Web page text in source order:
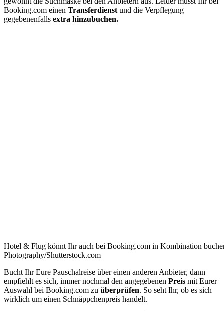
Booking.com einen Transferdienst und die Verpflegung
gegebenenfalls extra hinzubuchen.
Hotel & Flug könnt Ihr auch bei Booking.com in Kombination
Photography/Shutterstock.com
Bucht Ihr Eure Pauschalreise über einen anderen Anbieter, dann
empfiehlt es sich, immer nochmal den angegebenen Preis mit Eurer
Auswahl bei Booking.com zu überprüfen. So seht Ihr, ob es sich
wirklich um einen Schnäppchenpreis handelt.